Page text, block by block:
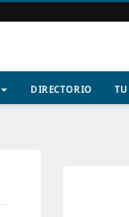
DIRECTORIO